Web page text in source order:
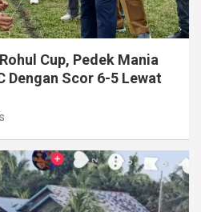
Cup, Pedek Mania
Dengan Scor 6-5 Lewat